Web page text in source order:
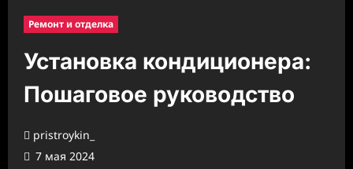
Ремонт и отделка
Установка кондиционера:
Пошаговое руководство
pristroykin_
7 мая 2024